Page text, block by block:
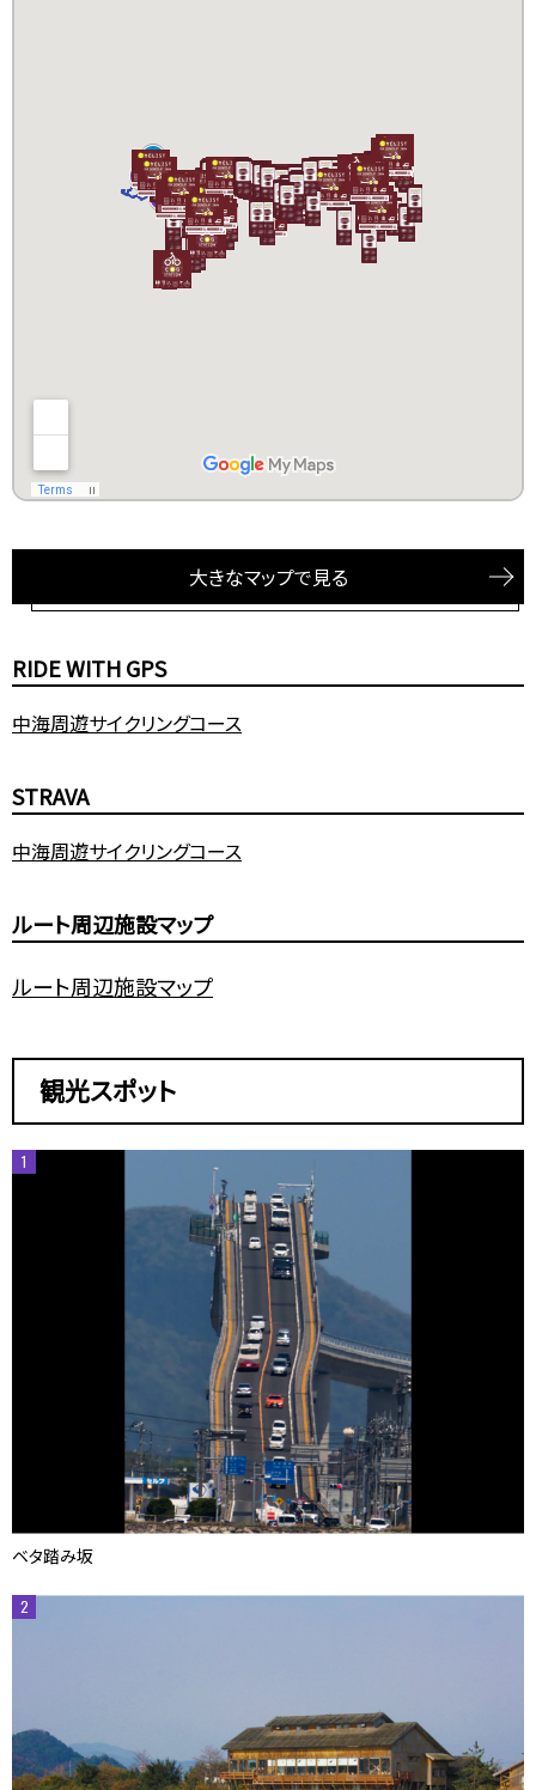
大きなマップで見る
RIDE WITH GPS
中海周遊サイクリングコース
STRAVA
中海周遊サイクリングコース
ルート周辺施設マップ
ルート周辺施設マップ
観光スポット
1
ベタ踏み坂
2